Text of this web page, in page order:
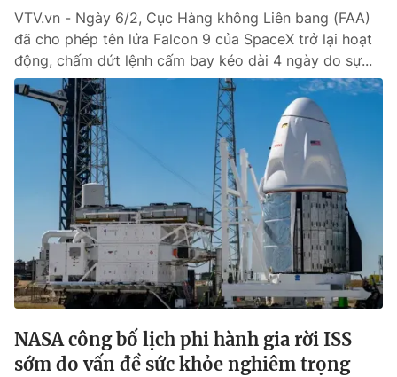
Tổng đài VTV: 024.38 355 931 - 024.38 355 932
Ðiện thoại Thời báo VTV:024.66 897 897
Email: toasoan@vtv.vn
Liên hệ quảng cáo:024-7300.7108
® Cấm sao chép dưới mọi hình thức nếu không có sự chấp
thuận bằng văn bản. Ghi rõ nguồn VTV.vn khi phát hành lại
thông tin từ website này.
VTV.vn - Ngày 6/2, Cục Hàng không Liên bang (FAA)
đã cho phép tên lửa Falcon 9 của SpaceX trở lại hoạt
động, chấm dứt lệnh cấm bay kéo dài 4 ngày do sự...
NASA công bố lịch phi hành gia rời ISS
sớm do vấn đề sức khỏe nghiêm trọng